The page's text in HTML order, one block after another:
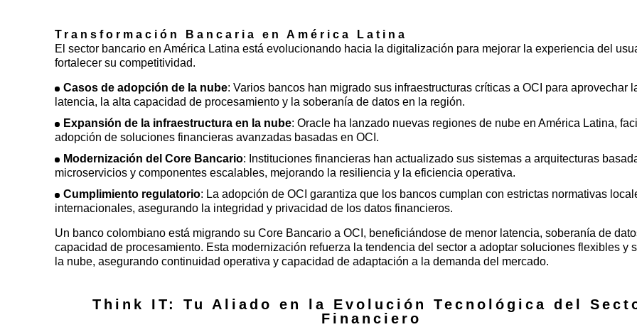
Transformación Bancaria en América Latina
El sector bancario en América Latina está evolucionando hacia la digitalización para mejorar la experiencia del
fortalecer su competitividad.
Casos de adopción de la nube: Varios bancos han migrado sus infraestructuras críticas a OCI para aprovechar
latencia, la alta capacidad de procesamiento y la soberanía de datos en la región.
Expansión de la infraestructura en la nube: Oracle ha lanzado nuevas regiones de nube en América Latina,
adopción de soluciones financieras avanzadas basadas en OCI.
Modernización del Core Bancario: Instituciones financieras han actualizado sus sistemas a arquitecturas
microservicios y componentes escalables, mejorando la resiliencia y la eficiencia operativa.
Cumplimiento regulatorio: La adopción de OCI garantiza que los bancos cumplan con estrictas normativas
internacionales, asegurando la integridad y privacidad de los datos financieros.
Un banco colombiano está migrando su Core Bancario a OCI, beneficiándose de menor latencia, soberanía de
capacidad de procesamiento. Esta modernización refuerza la tendencia del sector a adoptar soluciones flexibles y
la nube, asegurando continuidad operativa y capacidad de adaptación a la demanda del mercado.
Think IT: Tu Aliado en la Evolución Tecnológica del
Financiero